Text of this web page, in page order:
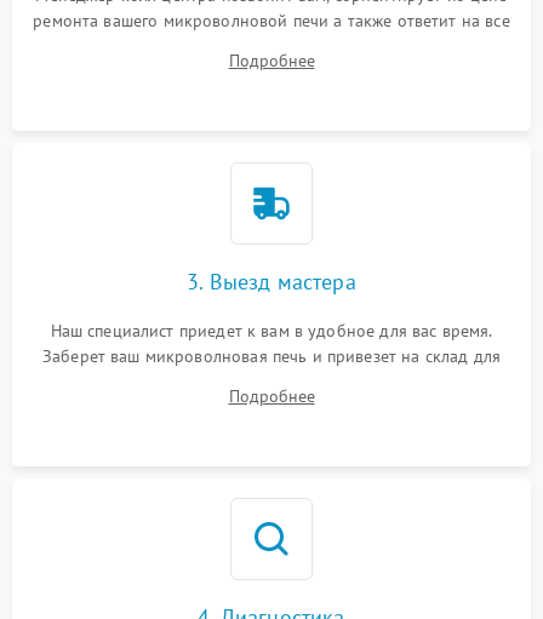
ремонта вашего микроволновой печи а также ответит на все
Подробнее
3. Выезд мастера
Наш специалист приедет к вам в удобное для вас время.
Заберет ваш микроволновая печь и привезет на склад для
Подробнее